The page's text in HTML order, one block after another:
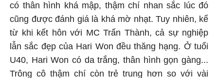
có thân hình khá mập, thậm chí nhan sắc lúc đó
cũng được đánh giá là khá mờ nhạt. Tuy nhiên, kể
từ khi kết hôn với MC Trấn Thành, cả sự nghiệp
lẫn sắc đẹp của Hari Won đều thăng hạng. Ở tuổi
U40, Hari Won có da trắng, thân hình gọn gàng...
Trông cô thậm chí còn trẻ trung hơn so với vài